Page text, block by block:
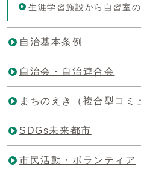
生涯学習施設から自習室
自治基本条例
自治会・自治連合会
まちのえき（複合型コミ
SDGs未来都市
市民活動・ボランティア